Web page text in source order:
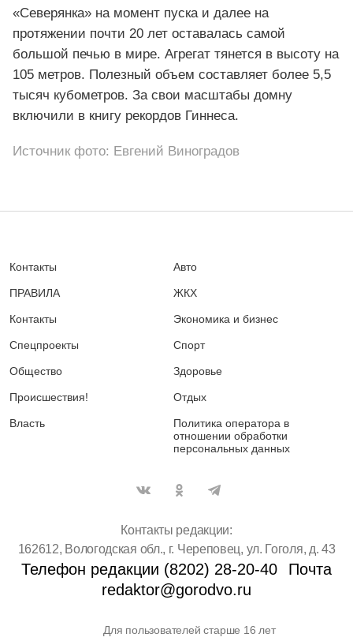
«Северянка» на момент пуска и далее на
протяжении почти 20 лет оставалась самой
большой печью в мире. Агрегат тянется в высоту на
105 метров. Полезный объем составляет более 5,5
тысяч кубометров. За свои масштабы домну
включили в книгу рекордов Гиннеса.
Источник фото: Евгений Виноградов
Контакты
ПРАВИЛА
Контакты
Спецпроекты
Общество
Происшествия!
Власть
Авто
ЖКХ
Экономика и бизнес
Спорт
Здоровье
Отдых
Политика оператора в
отношении обработки
персональных данных
Контакты редакции:
162612, Вологодская обл., г. Череповец, ул. Гоголя, д. 43
Телефон редакции (8202) 28-20-40
Почта
redaktor@gorodvo.ru
Для пользователей старше 16 лет